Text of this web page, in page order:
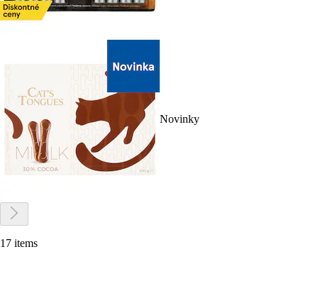
Novinky
17 items